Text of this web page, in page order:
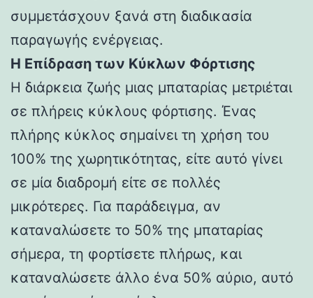
συμμετάσχουν ξανά στη διαδικασία
παραγωγής ενέργειας.
Η Επίδραση των Κύκλων Φόρτισης
Η διάρκεια ζωής μιας μπαταρίας μετριέται
σε πλήρεις κύκλους φόρτισης. Ένας
πλήρης κύκλος σημαίνει τη χρήση του
100% της χωρητικότητας, είτε αυτό γίνει
σε μία διαδρομή είτε σε πολλές
μικρότερες. Για παράδειγμα, αν
καταναλώσετε το 50% της μπαταρίας
σήμερα, τη φορτίσετε πλήρως, και
καταναλώσετε άλλο ένα 50% αύριο, αυτό